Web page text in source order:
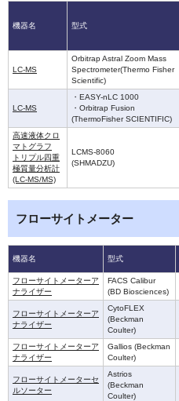
機器名 型式
LC-MS
Orbitrap Astral Zoom Mass
Spectrometer(Thermo Fisher
Scientific)
LC-MS
・EASY-nLC 1000
・Orbitrap Fusion
(ThermoFisher SCIENTIFIC)
高速液体クロ
マトグラフ
トリプル四重
極質量分析計
(LC-MS/MS)
LCMS-8060
(SHMADZU)
フローサイトメーター
機器名 型式
フローサイトメーターア
ナライザー
FACS Calibur
(BD Biosciences)
フローサイトメーターア
ナライザー
CytoFLEX
(Beckman
Coulter)
フローサイトメーターア
ナライザー
Gallios (Beckman
Coulter)
フローサイトメーターセ
ルソーター
Astrios
(Beckman
Coulter)